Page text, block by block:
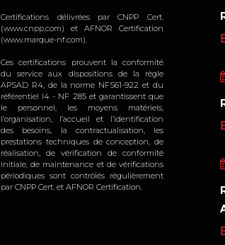
Certifications délivrées par CNPP Cert.
(www.cnpp.com) et AFNOR Certification
(www.marque-nf.com).
Ces certifications prouvent la conformité
du service aux dispositions de la règle
APSAD R4, de la norme NFS61-922 et du
référentiel I4 - NF 285 et garantissent que
le personnel, les moyens matériels,
l’organisation, l’accueil et l’identification
des besoins, la contractualisation, les
prestations techniques de conception, de
réalisation, de vérification de conformité
initiale, de maintenance et de vérifications
périodiques sont contrôlés régulièrement
par CNPP Cert. et AFNOR Certification.